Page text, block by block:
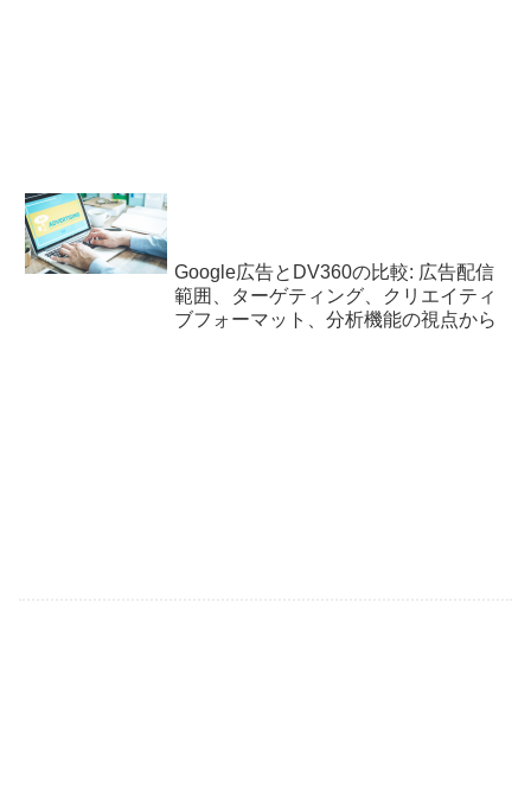
Google広告とDV360の比較: 広告配信
範囲、ターゲティング、クリエイティ
ブフォーマット、分析機能の視点から